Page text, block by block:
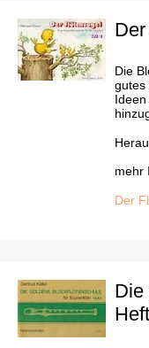
Die
gutes
mehr
Der
Die